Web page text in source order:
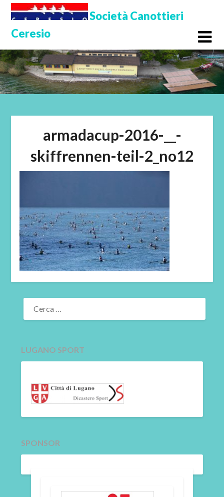
Skip
content
Società Canottieri
Ceresio
armadacup-2016-__-
skiffrennen-teil-2_no12
RICERCA
PER:
LUGANO SPORT
SPONSOR